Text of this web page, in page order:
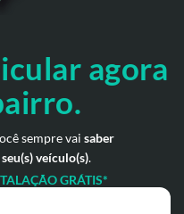
agora
sempre vai saber
veículo(s).
GRÁTIS*